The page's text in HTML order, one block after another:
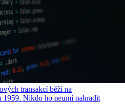
transakcí běží na
1959. Nikdo ho neumí nahradit